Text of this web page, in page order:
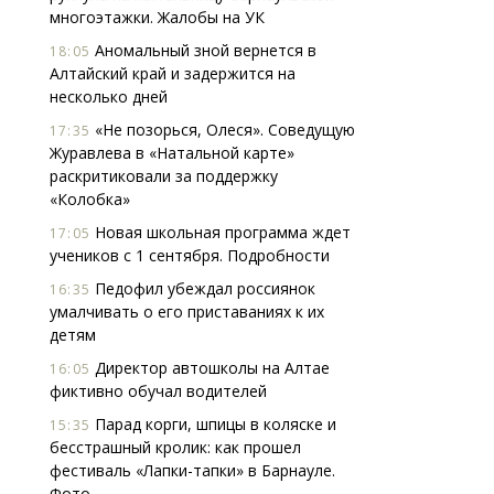
многоэтажки. Жалобы на УК
18:05 Аномальный зной вернется в
Алтайский край и задержится на
несколько дней
17:35 «Не позорься, Олеся». Соведущую
Журавлева в «Натальной карте»
раскритиковали за поддержку
«Колобка»
17:05 Новая школьная программа ждет
учеников с 1 сентября. Подробности
16:35 Педофил убеждал россиянок
умалчивать о его приставаниях к их
детям
16:05 Директор автошколы на Алтае
фиктивно обучал водителей
15:35 Парад корги, шпицы в коляске и
бесстрашный кролик: как прошел
фестиваль «Лапки-тапки» в Барнауле.